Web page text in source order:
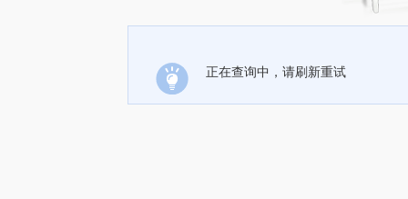
正在查询中，请刷新重试